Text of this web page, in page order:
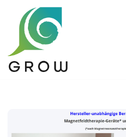
Zum
springen